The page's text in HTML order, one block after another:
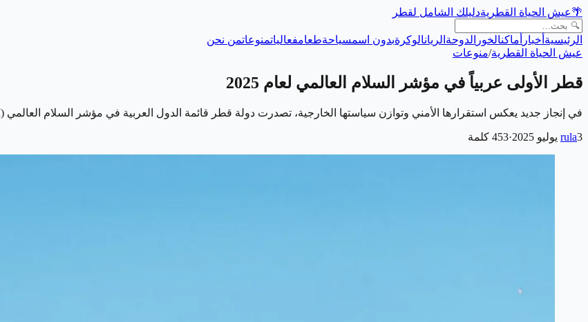
🌴عيش الحياة القطريةدليلك الشامل لقطر
الرئيسية أخبار أماكنالخور الدوحة الريانالوكرةبدون اسمسياحةطعامفعالياتمنوعاتمن نحن
عيش الحياة القطرية/منوعات
قطر الأولى عربياً في مؤشر السلام العالمي لعام 2025
في إنجاز جديد يعكس استقرارها الأمني وتوازن سياستها الخارجية، تصدرت دولة قطر قائمة الدول العربية في مؤشر السلام العالمي (GPI) لعام 2025، وفقًا لتقرير صادر…
rula3 يوليو 2025 ·
453 كلمة